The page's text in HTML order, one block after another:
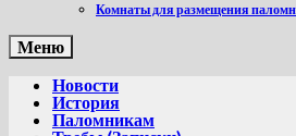
Комнаты для размещения
Меню
Новости
История
Паломникам